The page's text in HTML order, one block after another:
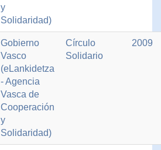
y
Solidaridad)
Gobierno
Vasco
(eLankidetza
- Agencia
Vasca de
Cooperación
y
Solidaridad)
Círculo
Solidario
2009